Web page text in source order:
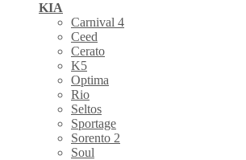
KIA
Carnival 4
Ceed
Cerato
K5
Optima
Rio
Seltos
Sportage
Sorento 2
Soul